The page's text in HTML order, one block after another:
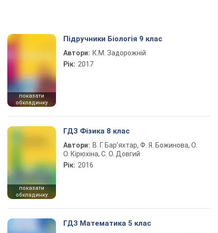
показати
обкладинку
Підручники Біологія 9 клас
Автори: К.М. Задорожній
Рік: 2017
показати
обкладинку
ГДЗ Фізика 8 клас
Автори: В. Г. Бар’яхтар, Ф. Я. Божинова, О.
О. Кірюхіна, С. О. Довгий
Рік: 2016
ГДЗ Математика 5 клас